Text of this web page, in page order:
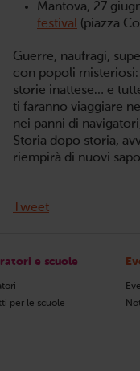
Mantova, 27
festival (piazza
Guerre, naufragi,
con popoli
storie inattese… e
ti faranno viaggiare
nei panni di
Storia dopo storia,
riempirà di nuovi
Tweet
e scuole
per le scuole